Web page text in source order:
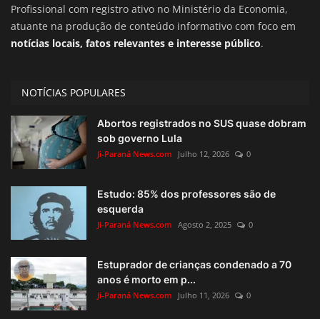
Profissional com registro ativo no Ministério da Economia,
atuante na produção de conteúdo informativo com foco em
notícias locais, fatos relevantes e interesse público.
NOTÍCIAS POPULARES
Abortos registrados no SUS quase dobram
sob governo Lula
Ji-Paraná News.com Julho 12, 2026 0
Estudo: 85% dos professores são de
esquerda
Ji-Paraná News.com Agosto 2, 2025 0
Estuprador de crianças condenado a 70
anos é morto em p...
Ji-Paraná News.com Julho 11, 2026 0